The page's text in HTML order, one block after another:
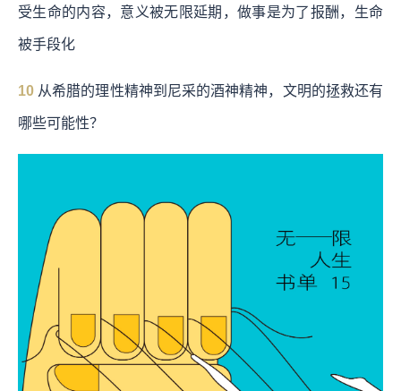
受生命的内容，意义被无限延期，做事是为了报酬，生命
被手段化
10 从希腊的理性精神到尼采的酒神精神，文明的拯救还有
哪些可能性？